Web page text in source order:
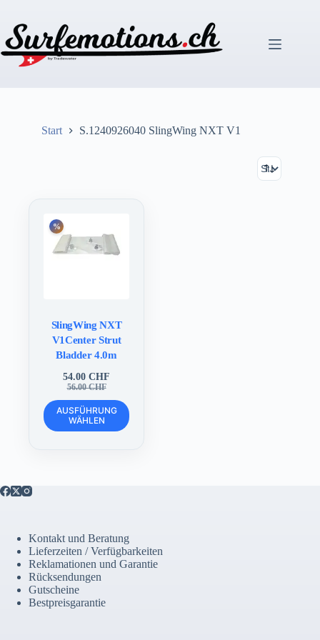
springen
Start S.1240926040 SlingWing NXT V1
SlingWing NXT
V1Center Strut
Bladder 4.0m
56.00CHF
Ursprünglicher
Preis
war:
56.00 CHF
54.00CHF
Aktueller
Preis
ist:
54.00 CHF.
AUSFÜHRUNG
WÄHLEN
Dieses
Produkt
weist
der
Produktseite
gewählt
werden
Kontakt und Beratung
Lieferzeiten / Verfügbarkeiten
Reklamationen und Garantie
Rücksendungen
Gutscheine
Bestpreisgarantie